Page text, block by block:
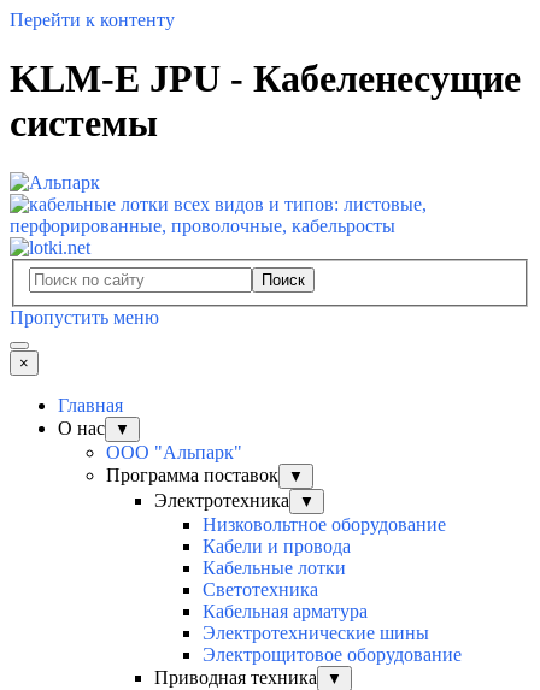
Перейти к контенту
KLM-E JPU - Кабеленесущие
системы
Поиск
Пропустить меню
×
Главная
О нас
▼
ООО "Альпарк"
Программа поставок
▼
Электротехника ▼
Низковольтное оборудование
Кабели и провода
Кабельные лотки
Светотехника
Кабельная арматура
Электротехнические шины
Электрощитовое оборудование
Приводная техника
▼